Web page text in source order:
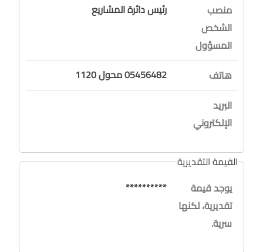
منصب
الشخص
المسؤول
رئيس دائرة المشاريع
هاتف
05456482 محول 1120
البريد
الإلكتروني
القيمة التقديرية
يوجد قيمة
تقديرية، لكنها
سرية.
**********